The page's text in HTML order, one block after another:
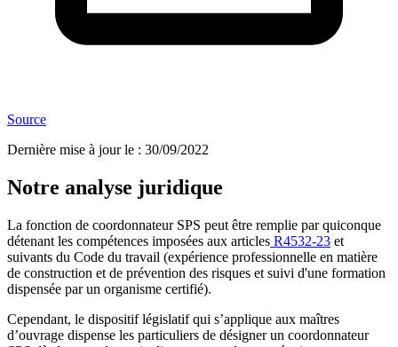
Source
Dernière mise à jour le : 30/09/2022
Notre analyse juridique
La fonction de coordonnateur SPS peut être remplie par quiconque
détenant les compétences imposées aux articles R4532-23 et
suivants du Code du travail (expérience professionnelle en matière
de construction et de prévention des risques et suivi d'une formation
dispensée par un organisme certifié).
Cependant, le dispositif législatif qui s’applique aux maîtres
d’ouvrage dispense les particuliers de désigner un coordonnateur